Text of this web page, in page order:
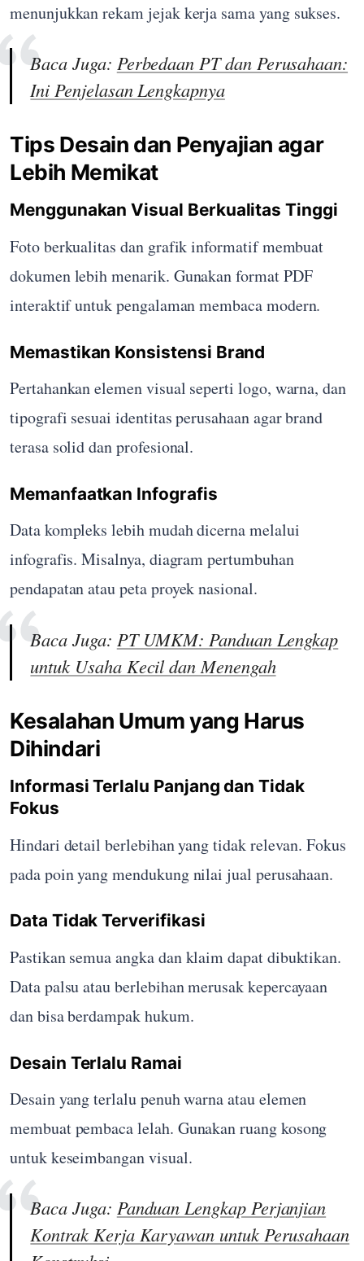
menunjukkan rekam jejak kerja sama yang sukses.
Baca Juga: Perbedaan PT dan Perusahaan:
Ini Penjelasan Lengkapnya
Tips Desain dan Penyajian agar
Lebih Memikat
Menggunakan Visual Berkualitas Tinggi
Foto berkualitas dan grafik informatif membuat
dokumen lebih menarik. Gunakan format PDF
interaktif untuk pengalaman membaca modern.
Memastikan Konsistensi Brand
Pertahankan elemen visual seperti logo, warna, dan
tipografi sesuai identitas perusahaan agar brand
terasa solid dan profesional.
Memanfaatkan Infografis
Data kompleks lebih mudah dicerna melalui
infografis. Misalnya, diagram pertumbuhan
pendapatan atau peta proyek nasional.
Baca Juga: PT UMKM: Panduan Lengkap
untuk Usaha Kecil dan Menengah
Kesalahan Umum yang Harus
Dihindari
Informasi Terlalu Panjang dan Tidak
Fokus
Hindari detail berlebihan yang tidak relevan. Fokus
pada poin yang mendukung nilai jual perusahaan.
Data Tidak Terverifikasi
Pastikan semua angka dan klaim dapat dibuktikan.
Data palsu atau berlebihan merusak kepercayaan
dan bisa berdampak hukum.
Desain Terlalu Ramai
Desain yang terlalu penuh warna atau elemen
membuat pembaca lelah. Gunakan ruang kosong
untuk keseimbangan visual.
Baca Juga: Panduan Lengkap Perjanjian
Kontrak Kerja Karyawan untuk Perusahaan